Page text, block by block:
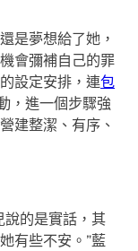
是夢想給了她，
會彌補自己的罪
設定安排，連包
，進一個步驟強
建整潔、有序、
說的是實話，其
有些不安。”藍